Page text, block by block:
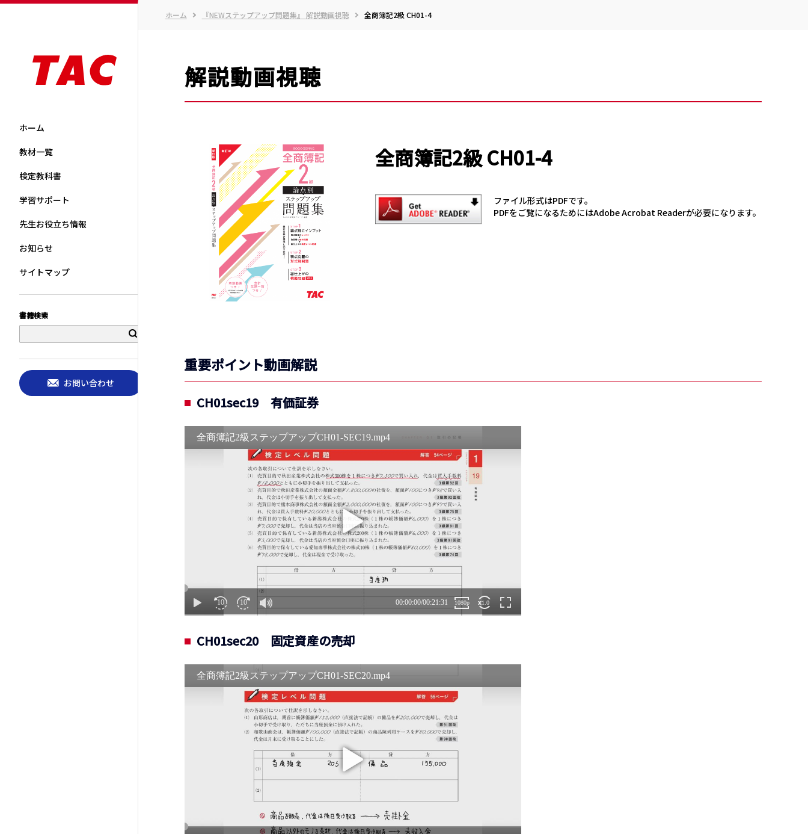
ホーム
教材一覧
検定教科書
学習サポート
先生お役立ち情報
お知らせ
サイトマップ
書籍検索
お問い合わせ
ホーム 『NEWステップアップ問題集』 解説動画視聴 全商簿記2級 CH01-4
解説動画視聴
全商簿記2級 CH01-4
ファイル形式はPDFです。
PDFをご覧になるためにはAdobe Acrobat Readerが必要になります。
重要ポイント動画解説
CH01sec19 有価証券
CH01sec20 固定資産の売却